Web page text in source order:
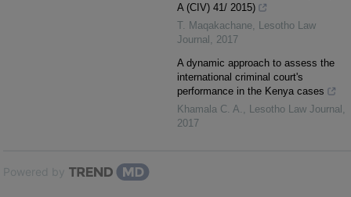
A (CIV) 41/ 2015)
T. Maqakachane
Lesotho Law
Journal
2017
A dynamic approach to assess the
international criminal court's
performance in the Kenya cases
Khamala C. A.
Lesotho Law Journal
2017
Powered by